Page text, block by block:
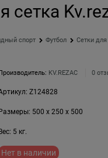
сетка
спорт Футбол Сетки
KV.REZAC 0
Z124828
500 x 250 x 500
5кг.
Нет в наличии